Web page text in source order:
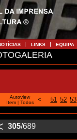
LINKS EQUIPA
Autoview
Item| Todos < 51 52 53
305/689